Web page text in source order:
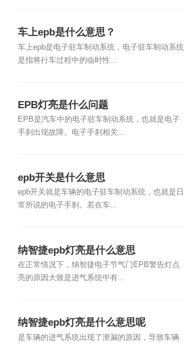
车上epb是什么意思？
车上epb是电子驻车制动系统，电子驻车制动系统
是指将行车过程中的临时性...
EPB灯亮是什么问题
EPB是汽车中的电子驻车制动系统，也就是电子
手刹出现故障。电子手刹相关...
epb开关是什么意思
epb开关就是车辆的电子驻车制动系统，也就是日
常所说的电子手刹。若在车...
纳智捷epb灯亮是什么意思
在正常情况下，纳智捷电子节气门EPB警告灯点
亮的原因大致是进气系统中有...
纳智捷epb灯亮是什么意思呢
是车辆的进气系统出现了泄漏的原因，导致车辆